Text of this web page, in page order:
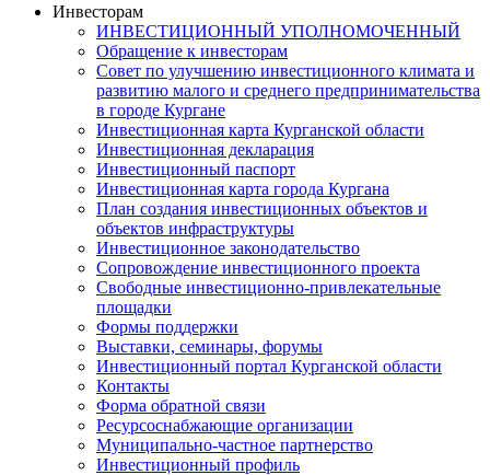
Инвесторам
ИНВЕСТИЦИОННЫЙ УПОЛНОМОЧЕННЫЙ
Обращение к инвесторам
Совет по улучшению инвестиционного климата и
развитию малого и среднего предпринимательства
в городе Кургане
Инвестиционная карта Курганской области
Инвестиционная декларация
Инвестиционный паспорт
Инвестиционная карта города Кургана
План создания инвестиционных объектов и
объектов инфраструктуры
Инвестиционное законодательство
Сопровождение инвестиционного проекта
Свободные инвестиционно-привлекательные
площадки
Формы поддержки
Выставки, семинары, форумы
Инвестиционный портал Курганской области
Контакты
Форма обратной связи
Ресурсоснабжающие организации
Муниципально-частное партнерство
Инвестиционный профиль